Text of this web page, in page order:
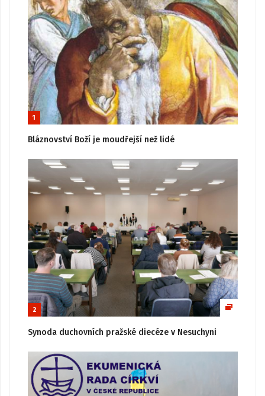
1
Bláznovství Boží je moudřejší než lidé
2
Synoda duchovních pražské diecéze v Nesuchyni